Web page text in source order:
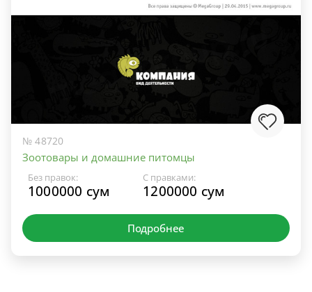
№ 48720
Зоотовары и домашние питомцы
Без правок:
1000000 сум
С правками:
1200000 сум
Подробнее